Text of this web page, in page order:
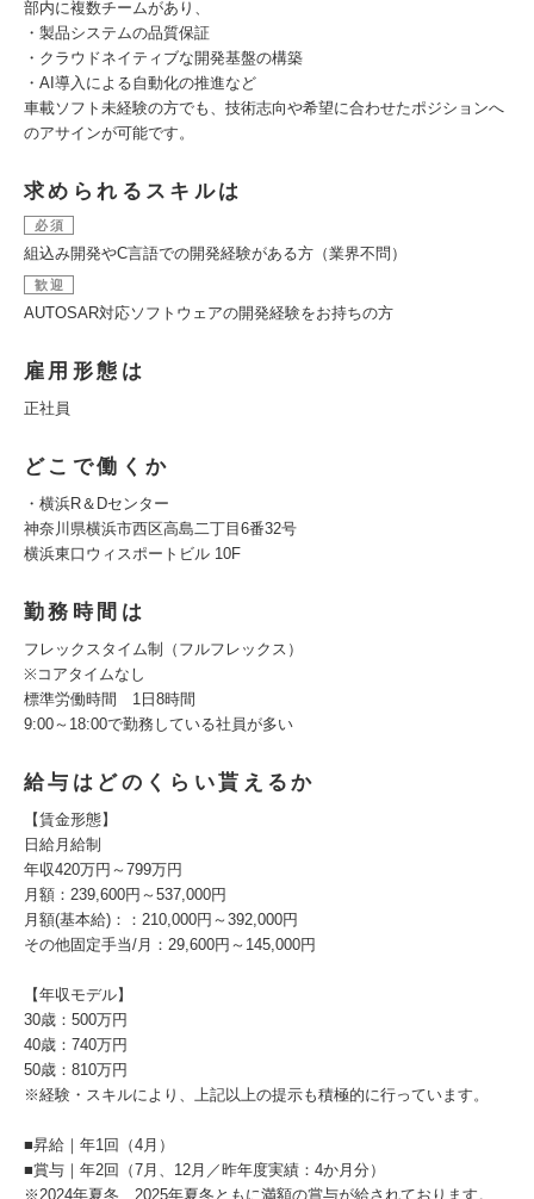
部内に複数チームがあり、
・製品システムの品質保証
・クラウドネイティブな開発基盤の構築
・AI導入による自動化の推進など
車載ソフト未経験の方でも、技術志向や希望に合わせたポジションへ
のアサインが可能です。
求められるスキルは
必須
組込み開発やC言語での開発経験がある方（業界不問）
歓迎
AUTOSAR対応ソフトウェアの開発経験をお持ちの方
雇用形態は
正社員
どこで働くか
・横浜R＆Dセンター
神奈川県横浜市西区高島二丁目6番32号
横浜東口ウィスポートビル 10F
勤務時間は
フレックスタイム制（フルフレックス）
※コアタイムなし
標準労働時間 1日8時間
9:00～18:00で勤務している社員が多い
給与はどのくらい貰えるか
【賃金形態】
日給月給制
年収420万円～799万円
月額：239,600円～537,000円
月額(基本給)：：210,000円～392,000円
その他固定手当/月：29,600円～145,000円
【年収モデル】
30歳：500万円
40歳：740万円
50歳：810万円
※経験・スキルにより、上記以上の提示も積極的に行っています。
■昇給｜年1回（4月）
■賞与｜年2回（7月、12月／昨年度実績：4か月分）
※2024年夏冬、2025年夏冬ともに満額の賞与が給されております。